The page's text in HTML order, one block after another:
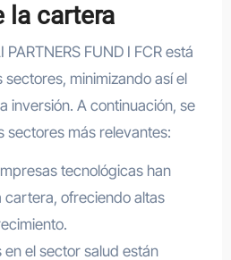
la cartera
FUND I FCR está
minimizando así el
inversión. A continuación, se
sectores más relevantes:
tecnológicas han
cartera, ofreciendo altas
en el sector salud están